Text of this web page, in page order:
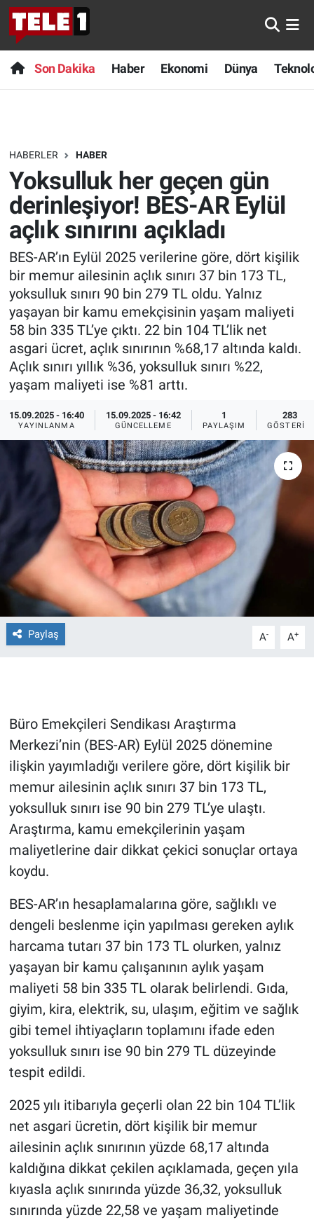
Son Dakika Haber Ekonomi Dünya
HABERLER HABER
Yoksulluk her geçen gün
derinleşiyor! BES-AR Eylül
açlık sınırını açıkladı
BES-AR’ın Eylül 2025 verilerine göre, dört kişilik
bir memur ailesinin açlık sınırı 37 bin 173 TL,
yoksulluk sınırı 90 bin 279 TL oldu. Yalnız
yaşayan bir kamu emekçisinin yaşam maliyeti
58 bin 335 TL’ye çıktı. 22 bin 104 TL’lik net
asgari ücret, açlık sınırının %68,17 altında kaldı.
Açlık sınırı yıllık %36, yoksulluk sınırı %22,
yaşam maliyeti ise %81 arttı.
15.09.2025 - 16:40
YAYINLANMA
15.09.2025 - 16:42
GÜNCELLEME
1
PAYLAŞIM
283
GÖSTERIM
Paylaş A- A+
Büro Emekçileri Sendikası Araştırma
Merkezi’nin (BES-AR) Eylül 2025 dönemine
ilişkin yayımladığı verilere göre, dört kişilik bir
memur ailesinin açlık sınırı 37 bin 173 TL,
yoksulluk sınırı ise 90 bin 279 TL’ye ulaştı.
Araştırma, kamu emekçilerinin yaşam
maliyetlerine dair dikkat çekici sonuçlar ortaya
koydu.
BES-AR’ın hesaplamalarına göre, sağlıklı ve
dengeli beslenme için yapılması gereken aylık
harcama tutarı 37 bin 173 TL olurken, yalnız
yaşayan bir kamu çalışanının aylık yaşam
maliyeti 58 bin 335 TL olarak belirlendi. Gıda,
giyim, kira, elektrik, su, ulaşım, eğitim ve sağlık
gibi temel ihtiyaçların toplamını ifade eden
yoksulluk sınırı ise 90 bin 279 TL düzeyinde
tespit edildi.
2025 yılı itibarıyla geçerli olan 22 bin 104 TL’lik
net asgari ücretin, dört kişilik bir memur
ailesinin açlık sınırının yüzde 68,17 altında
kaldığına dikkat çekilen açıklamada, geçen yıla
kıyasla açlık sınırında yüzde 36,32, yoksulluk
sınırında yüzde 22,58 ve yaşam maliyetinde
Anında Manşet
Başka Sohbetler
Bilim turu
Bilim ve Teknoloji Evreni
Doğa Konuşuyor
Ege Saati
Ege'den Esintiler
Eğitim
Eğlence
Ekonomi
Forum
Gerçeğin İzinde
Gün Başlıyor
Gün Bitiyor
Gün Ortası
Haber
İlan
Kimdir
Koronavirüs
Kültür Sanat
Ne demişti
Nedir
Popüler
Programlar
Sağlık
Teknoloji
Türkiye'nin Geleceği
Türkiye'nin Gündemi
Son Dakika
Haber
Dünya
Teknoloji
Sağlık
Yayın Akışı
İletişim
Nöbetçi Eczaneler
Hava Durumu
Trafik Durumu
Süper Lig Puan Durumu ve Fikstür
Tüm Manşetler
Son Dakika Haberleri
Haber Arşivi